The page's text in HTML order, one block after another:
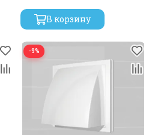
В корзину
−9%